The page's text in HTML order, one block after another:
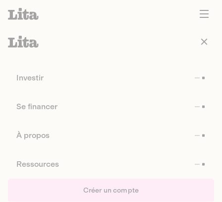
Investir
Se financer
À propos
Ressources
Créer un compte